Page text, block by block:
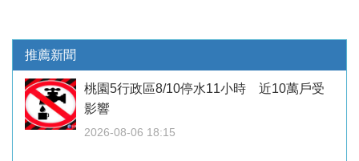
推薦新聞
桃園5行政區8/10停水11小時 近10萬戶受
影響
2026-08-06 18:15